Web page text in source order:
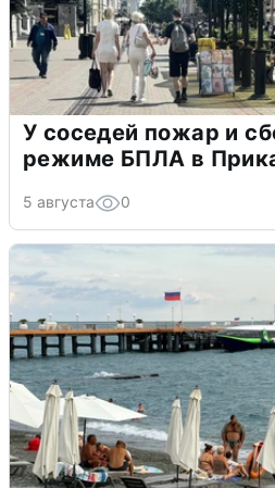
У соседей пожар и
режиме БПЛА в
5 августа 0